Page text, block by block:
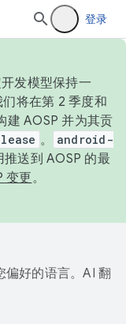
登录
发模型保持一
将在第 2 季度和
建 AOSP 并为其贡
。
android-
送到 AOSP 的最
变更。
好的语言。AI 翻